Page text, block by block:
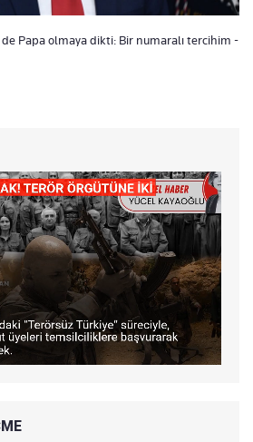
Papa olmaya dikti: Bir numaralı tercihim -